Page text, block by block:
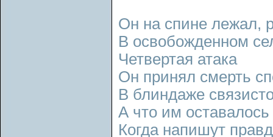
Он на спине лежал,
В освобожденном
Четвертая атака
Он принял смерть
В блиндаже
А что им оставалось
Когда напишут